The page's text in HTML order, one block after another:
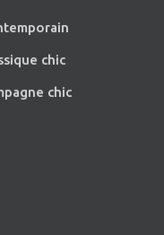
chic
chic